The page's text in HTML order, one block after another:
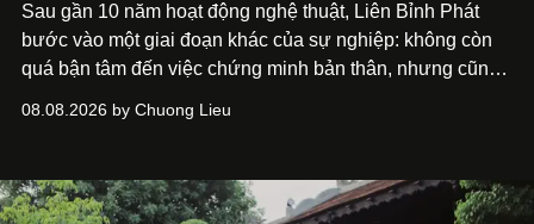
Sau gần 10 năm hoạt động nghệ thuật, Liên Bỉnh Phát
bước vào một giai đoạn khác của sự nghiệp: không còn
quá bận tâm đến việc chứng minh bản thân, nhưng cũng
phim điện ảnh trong nửa đầu 2026 đến hành trình trở lại
bằng một tâm thế điềm tĩnh hơn. Anh tiếp tục học hỏi, trau
dồi và chờ đợi những vai diễn đủ sức đưa mình đến
08.08.2026 by Chuong Lieu